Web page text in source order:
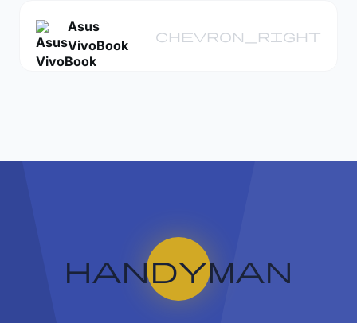
Asus
VivoBook
chevron_right
handyman